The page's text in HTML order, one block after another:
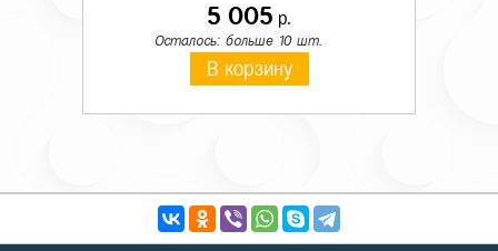
5 005 р.
Осталось: больше 10 шт.
В корзину